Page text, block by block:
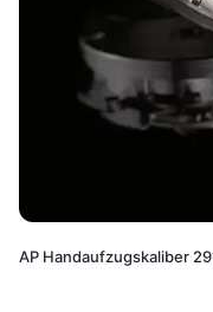
AP Handaufzugskaliber